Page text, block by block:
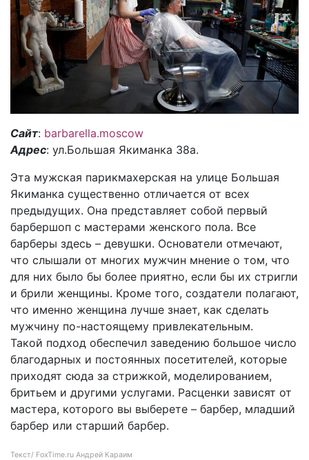
Сайт: barbarella.moscow
Адрес: ул.Большая Якиманка 38а.
Эта мужская парикмахерская на улице Большая
Якиманка существенно отличается от всех
предыдущих. Она представляет собой первый
барбершоп с мастерами женского пола. Все
барберы здесь – девушки. Основатели отмечают,
что слышали от многих мужчин мнение о том, что
для них было бы более приятно, если бы их стригли
и брили женщины. Кроме того, создатели полагают,
что именно женщина лучше знает, как сделать
мужчину по-настоящему привлекательным.
Такой подход обеспечил заведению большое число
благодарных и постоянных посетителей, которые
приходят сюда за стрижкой, моделированием,
бритьем и другими услугами. Расценки зависят от
мастера, которого вы выберете – барбер, младший
барбер или старший барбер.
Текст/ FoxTime.ru Андрей Караим